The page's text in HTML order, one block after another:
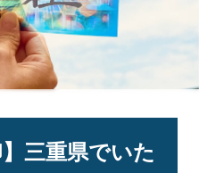
】三重県でいた